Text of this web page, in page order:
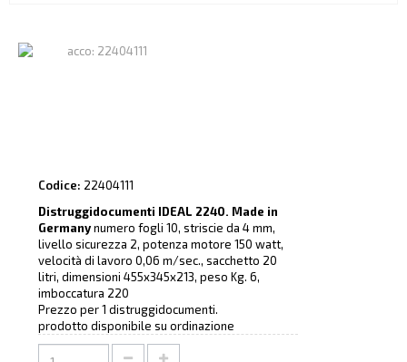
Codice: 22404111
Distruggidocumenti IDEAL 2240. Made in
Germanynumero fogli 10, striscie da 4 mm,
livello sicurezza 2, potenza motore 150 watt,
velocità di lavoro 0,06 m/sec., sacchetto 20
litri, dimensioni 455x345x213, peso Kg. 6,
imboccatura 220
Prezzo per 1 distruggidocumenti.
prodotto disponibile su ordinazione